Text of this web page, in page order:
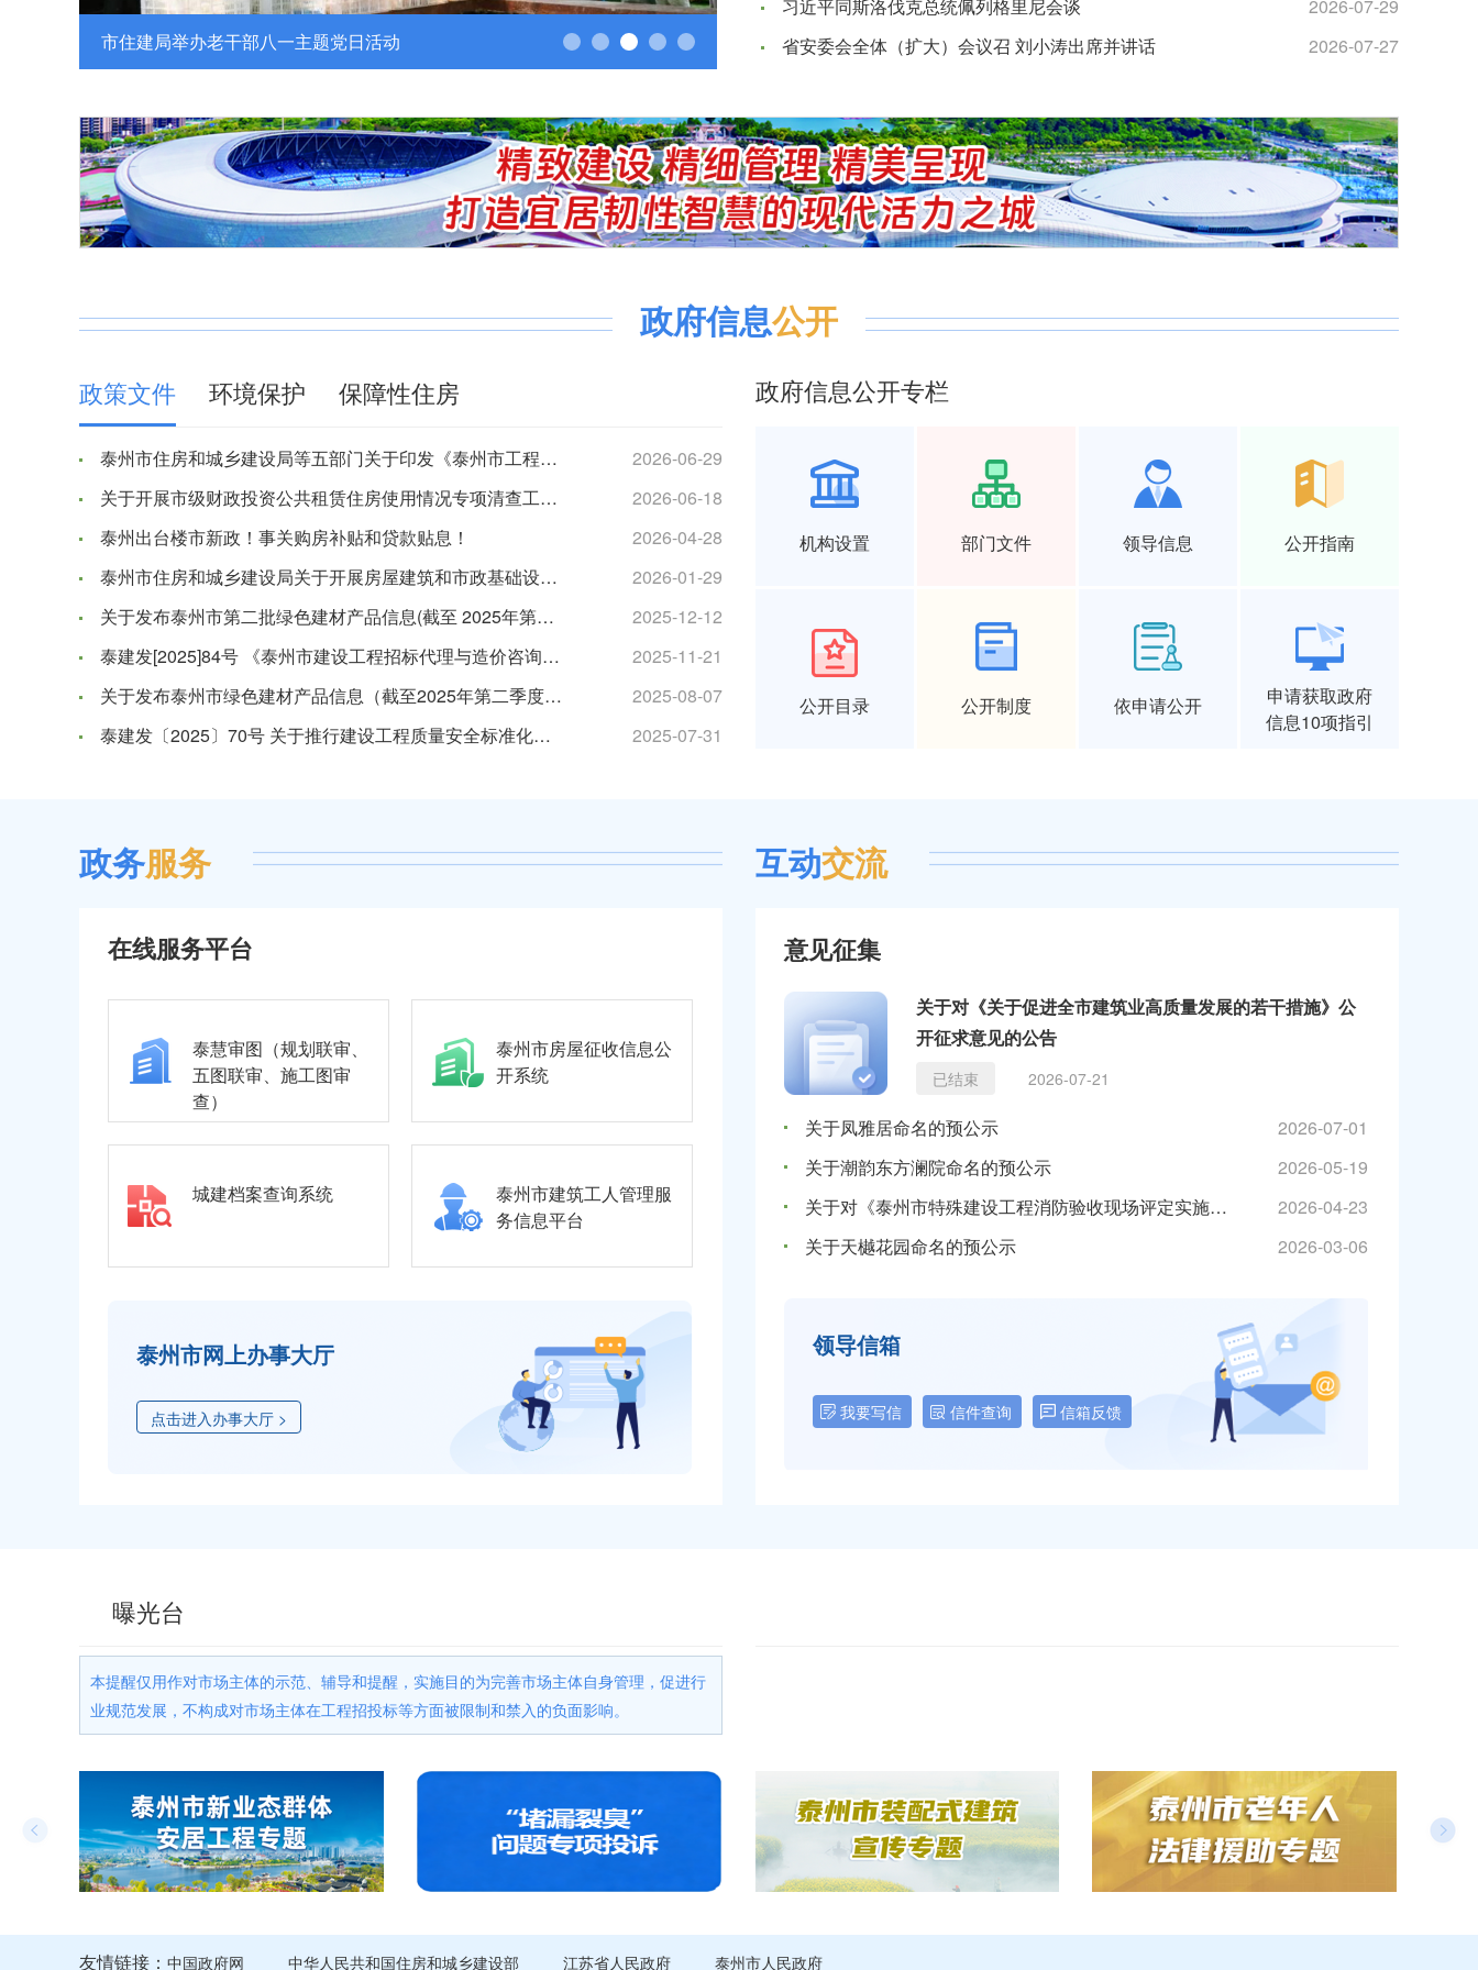
市住建局举办老干部八一主题党日活动 市住建局举办安全生产培训班 市住建局举
习近平同斯洛伐克总统佩列格里尼会谈
2026-07-29
省安委会全体（扩大）会议召 刘小涛出席并讲话
2026-07-27
政府信息公开
政策文件 环境保护 保障性住房
泰州市住房和城乡建设局等五部门关于印发《泰州市工程建设项目招标代理机构联合监管暂行办法》的通知
2026-06-29
关于开展市级财政投资公共租赁住房使用情况专项清查工作的公告
2026-06-18
泰州出台楼市新政！事关购房补贴和贷款贴息！
2026-04-28
泰州市住房和城乡建设局关于开展房屋建筑和市政基础设施工程工程款支付担保工作的通知
2026-01-29
关于发布泰州市第二批绿色建材产品信息(截至 2025年第三季度)的通知
2025-12-12
泰建发[2025]84号 《泰州市建设工程招标代理与造价咨询行业协同管理实施方案》
2025-11-21
关于发布泰州市绿色建材产品信息（截至2025年第二季度）的通知
2025-08-07
泰建发〔2025〕70号 关于推行建设工程质量安全标准化监督的通知
2025-07-31
政府信息公开专栏
机构设置 部门文件 领导信息 公开指南
公开目录 公开制度 依申请公开
申请获取政府
信息10项指引
政务服务
在线服务平台
泰慧审图（规划联审、
五图联审、施工图审
查）
泰州市房屋征收信息公
开系统
城建档案查询系统
泰州市建筑工人管理服
务信息平台
泰州市网上办事大厅
点击进入办事大厅 >
互动交流
意见征集
关于对《关于促进全市建筑业高质量发展的若干措施》公
开征求意见的公告
已结束 2026-07-21
关于凤雅居命名的预公示
2026-07-01
关于潮韵东方澜院命名的预公示
2026-05-19
关于对《泰州市特殊建设工程消防验收现场评定实施细则》（征求意见稿）公开征求意见的公告
2026-04-23
关于天樾花园命名的预公示
2026-03-06
领导信箱
我要写信 信件查询 信箱反馈
曝光台
本提醒仅用作对市场主体的示范、辅导和提醒，实施目的为完善市场主体自身管理，促进行
业规范发展，不构成对市场主体在工程招投标等方面被限制和禁入的负面影响。
友情链接： 中国政府网 中华人民共和国住房和城乡建设部 江苏省人民政府 泰州市人民政府